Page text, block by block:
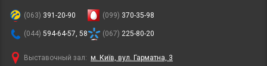
(063) 391-20-90
(044) 594-64-57, 58
(099) 370-35-98
(067) 225-80-20
Выставочный зал: м. Київ, вул. Гарматна, 3